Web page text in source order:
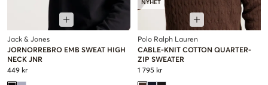
Jack & Jones
JORNORREBRO EMB SWEAT HIGH
NECK JNR
449 kr
NYHET
Polo Ralph Lauren
CABLE-KNIT COTTON QUARTER-
ZIP SWEATER
1 795 kr